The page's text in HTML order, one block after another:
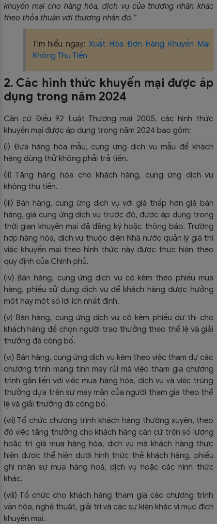
khuyến mại cho hàng hóa, dịch vụ của thương nhân khác
theo thỏa thuận với thương nhân đó.”
Tìm hiểu ngay:Xuất Hóa Đơn Hàng Khuyến Mại
Không Thu Tiền
2. Các hình thức khuyến mại được áp
dụng trong năm 2024
Căn cứ Điều 92 Luật Thương mại 2005, các hình thức
khuyến mại được áp dụng trong năm 2024 bao gồm:
(i) Đưa hàng hóa mẫu, cung ứng dịch vụ mẫu để khách
hàng dùng thử không phải trả tiền.
(ii) Tặng hàng hóa cho khách hàng, cung ứng dịch vụ
không thu tiền.
(iii) Bán hàng, cung ứng dịch vụ với giá thấp hơn giá bán
hàng, giá cung ứng dịch vụ trước đó, được áp dụng trong
thời gian khuyến mại đã đăng ký hoặc thông báo. Trường
hợp hàng hóa, dịch vụ thuộc diện Nhà nước quản lý giá thì
việc khuyến mại theo hình thức này được thực hiện theo
quy định của Chính phủ.
(iv) Bán hàng, cung ứng dịch vụ có kèm theo phiếu mua
hàng, phiếu sử dụng dịch vụ để khách hàng được hưởng
một hay một số lợi ích nhất định.
(v) Bán hàng, cung ứng dịch vụ có kèm phiếu dự thi cho
khách hàng để chọn người trao thưởng theo thể lệ và giải
thưởng đã công bố.
(vi) Bán hàng, cung ứng dịch vụ kèm theo việc tham dự các
chương trình mang tính may rủi mà việc tham gia chương
trình gắn liền với việc mua hàng hóa, dịch vụ và việc trúng
thưởng dựa trên sự may mắn của người tham gia theo thể
lệ và giải thưởng đã công bố.
(vii) Tổ chức chương trình khách hàng thường xuyên, theo
đó việc tặng thưởng cho khách hàng căn cứ trên số lượng
hoặc trị giá mua hàng hóa, dịch vụ mà khách hàng thực
hiện được thể hiện dưới hình thức thẻ khách hàng, phiếu
ghi nhận sự mua hàng hoá, dịch vụ hoặc các hình thức
khác.
(viii) Tổ chức cho khách hàng tham gia các chương trình
văn hóa, nghệ thuật, giải trí và các sự kiện khác vì mục đích
khuyến mại.